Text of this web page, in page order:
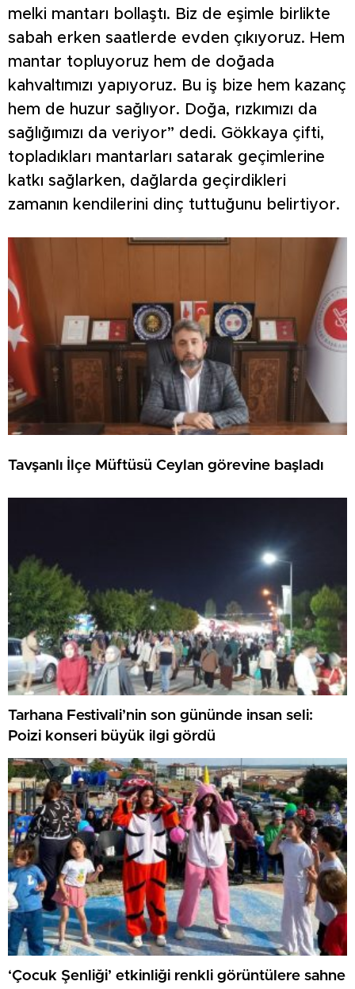
melki mantarı bollaştı. Biz de eşimle birlikte
sabah erken saatlerde evden çıkıyoruz. Hem
mantar topluyoruz hem de doğada
kahvaltımızı yapıyoruz. Bu iş bize hem kazanç
hem de huzur sağlıyor. Doğa, rızkımızı da
sağlığımızı da veriyor” dedi. Gökkaya çifti,
topladıkları mantarları satarak geçimlerine
katkı sağlarken, dağlarda geçirdikleri
zamanın kendilerini dinç tuttuğunu belirtiyor.
Tavşanlı İlçe Müftüsü Ceylan görevine başladı
Tarhana Festivali’nin son gününde insan seli:
Poizi konseri büyük ilgi gördü
‘Çocuk Şenliği’ etkinliği renkli görüntülere sahne